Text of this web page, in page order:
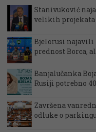
Stanivuković
velikih projekata
Bjelorusi najavili
prednost Borca,
Banjalučanka
Rusiji potrebno
Završena
odluke o